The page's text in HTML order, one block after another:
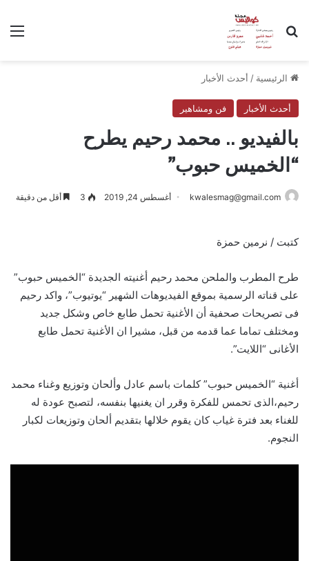
بحث عن
الرئيسية / أحدث الأخبار
أحدث الأخبار فن ومشاهير
بالفيديو .. محمد رحيم يطرح
“الخميس حبوب”
kwalesmag@gmail.com أغسطس 24, 2019 3 أقل من دقيقة
كتبت / نرمين حمزة
طرح المطرب والملحن محمد رحيم أغنيته الجديدة “الخميس حبوب”
على قناته الرسمية بموقع الفيديوهات الشهير “يوتيوب”، واكد رحيم
فى تصريحات صحفية أن الأغنية تحمل طابع خاص وشكل جديد
ومختلف تماما عما قدمه من قبل، مشيرا ان الأغنية تحمل طابع
الأغانى “اللايت”.
أغنية “الخميس حبوب” كلمات باسم عادل وألحان وتوزيع وغناء محمد
رحيم،الذى تحمس للفكرة وقرر ان يغنيها بنفسه، لتصبح عودة له
للغناء بعد فترة غياب كان يقوم خلالها بتقديم ألحان وتوزيعات لكبار
النجوم.